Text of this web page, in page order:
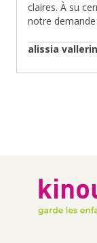
claires. À su
notre demande
alissia